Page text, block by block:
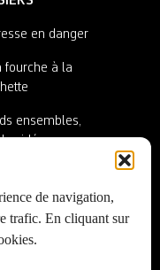
de navigation,
trafic. En cliquant sur
en danger
fourche à la
ensembles,
idées